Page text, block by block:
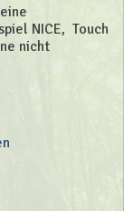
NICE, Touch
nicht